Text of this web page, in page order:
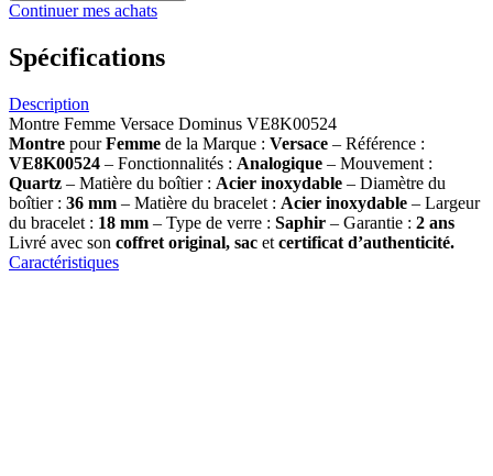
Continuer mes achats
Spécifications
Description
Montre Femme Versace Dominus VE8K00524
Montre pourFemme de la Marque : Versace – Référence :
VE8K00524 – Fonctionnalités : Analogique – Mouvement :
Quartz – Matière du boîtier : Acier inoxydable – Diamètre du
boîtier : 36 mm – Matière du bracelet : Acier inoxydable – Largeur
du bracelet : 18 mm – Type de verre : Saphir – Garantie : 2 ans
Livré avec son coffret original, sac et certificat d’authenticité.
Caractéristiques